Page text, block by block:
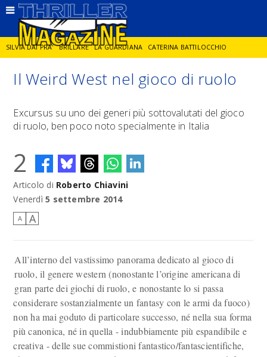
SILVIA DAI PRA' BRILLARE LA GUARDIANA CATERINA BATTILOCCHIO
JORGE DIAZ LA SPIA DELITTO IN CORNICE GIANCARLO DE CATALDO
DIEGO ZANDEL GLI ANNI DI PIETRA
Il Weird West nel gioco di ruolo
Excursus su uno dei generi più sottovalutati del gioco
di ruolo, ben poco noto specialmente in Italia
2
Articolo di Roberto Chiavini
Venerdì 5 settembre 2014
A A
All’interno del vastissimo panorama dedicato al gioco di
ruolo, il genere western (nonostante l’origine americana di
gran parte dei giochi di ruolo, e nonostante lo si passa
considerare sostanzialmente un fantasy con le armi da fuoco)
non ha mai goduto di particolare successo, né nella sua forma
più canonica, né in quella - indubbiamente più espandibile e
creativa - delle sue commistioni fantastico/fantascientifiche,